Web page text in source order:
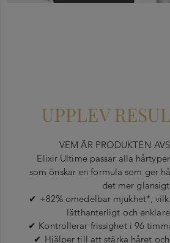
UPPLEV
VEM ÄR PRODUKTEN
Elixir Ultime passar alla
som önskar en formula som ger
det mer
✔ +82% omedelbar mjukhet*,
lätthanterligt och
✔ Kontrollerar frissighet i 96
✔ Hjälper till att stärka håret